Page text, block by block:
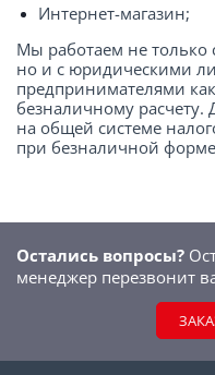
Интернет-магазин;
Мы работаем не
но и с юридическими
предпринимателями
безналичному
на общей системе
при безналичной
Остались вопросы?
менеджер перезвонит